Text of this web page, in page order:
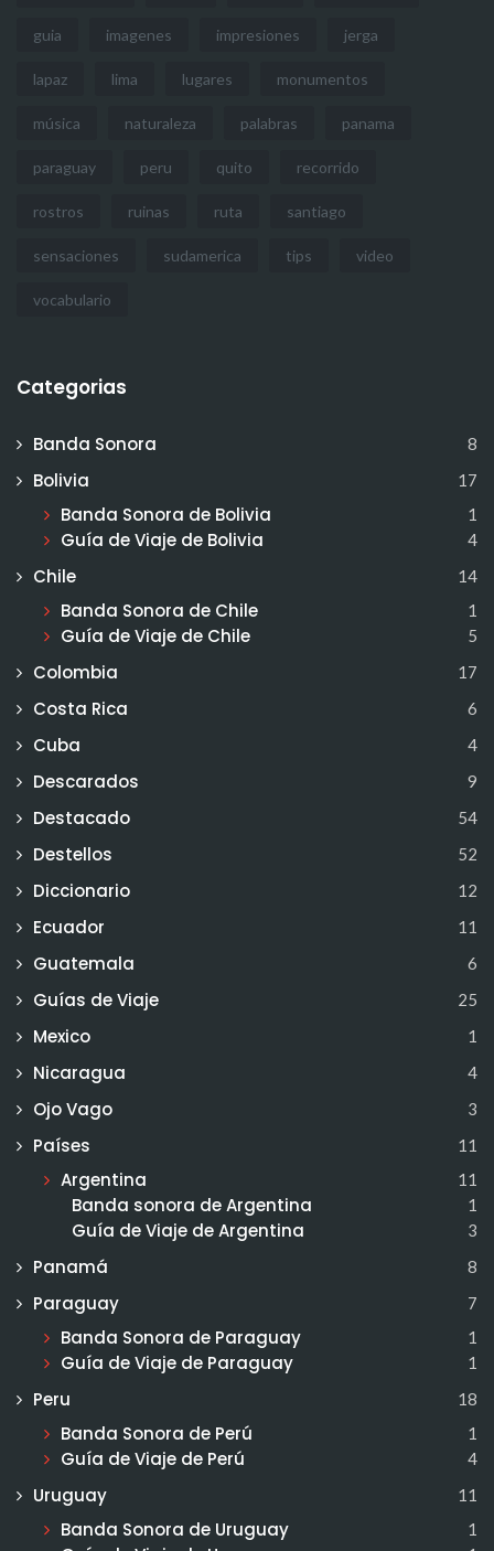
guia imagenes impresiones jerga
lapaz lima lugares monumentos
música naturaleza palabras panama
paraguay peru quito recorrido
rostros ruinas ruta santiago
sensaciones sudamerica tips video
vocabulario
Categorias
Banda Sonora 8
Bolivia 17
Banda Sonora de Bolivia 1
Guía de Viaje de Bolivia 4
Chile 14
Banda Sonora de Chile 1
Guía de Viaje de Chile 5
Colombia 17
Costa Rica 6
Cuba 4
Descarados 9
Destacado 54
Destellos 52
Diccionario 12
Ecuador 11
Guatemala 6
Guías de Viaje 25
Mexico 1
Nicaragua 4
Ojo Vago 3
Países 11
Argentina 11
Banda sonora de Argentina 1
Guía de Viaje de Argentina 3
Panamá 8
Paraguay 7
Banda Sonora de Paraguay 1
Guía de Viaje de Paraguay 1
Peru 18
Banda Sonora de Perú 1
Guía de Viaje de Perú 4
Uruguay 11
Banda Sonora de Uruguay 1